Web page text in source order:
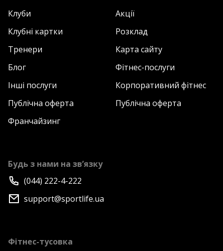
Клуби
Акції
Клубні картки
Розклад
Тренери
Карта сайту
Блог
Фітнес-послуги
Інші послуги
Корпоративний фітнес
Публічна оферта
Публічна оферта
Франчайзинг
Будь з нами на зв’язку
(044) 222-4-222
support@sportlife.ua
Фітнес-тусовка